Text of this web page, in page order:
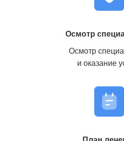
Осмотр
Осмотр
и оказание